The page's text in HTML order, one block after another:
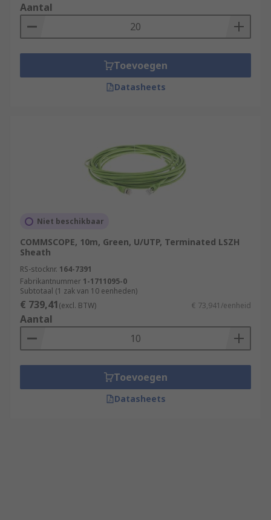
Aantal
Toevoegen
Datasheets
Niet beschikbaar
COMMSCOPE, 10m, Green, U/UTP, Terminated LSZH
Sheath
RS-stocknr. 164-7391
Fabrikantnummer 1-1711095-0
Subtotaal (1 zak van 10 eenheden)
€ 739,41(excl. BTW) € 73,941/eenheid
Aantal
Toevoegen
Datasheets